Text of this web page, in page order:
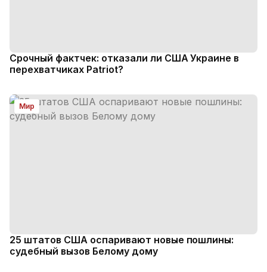
Срочный фактчек: отказали ли США Украине в
перехватчиках Patriot?
Мир
25 штатов США оспаривают новые пошлины:
судебный вызов Белому дому